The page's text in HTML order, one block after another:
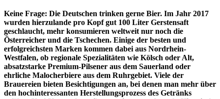
Keine Frage: Die Deutschen trinken gerne Bier. Im Jahr 2017
wurden hierzulande pro Kopf gut 100 Liter Gerstensaft
geschlaucht, mehr konsumieren weltweit nur noch die
Österreicher und die Tschechen. Einige der besten und
erfolgreichsten Marken kommen dabei aus Nordrhein-
Westfalen, ob regionale Spezialitäten wie Kölsch oder Alt,
absatzstarke Premium-Pilsener aus dem Sauerland oder
ehrliche Malocherbiere aus dem Ruhrgebiet. Viele der
Brauereien bieten Besichtigungen an, bei denen man mehr über
den hochinteressanten Herstellungsprozess des Getränks